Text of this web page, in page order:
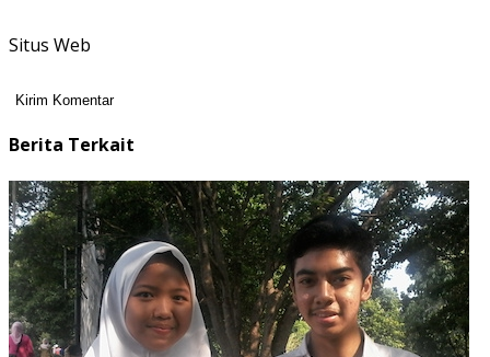
Situs Web
Berita Terkait